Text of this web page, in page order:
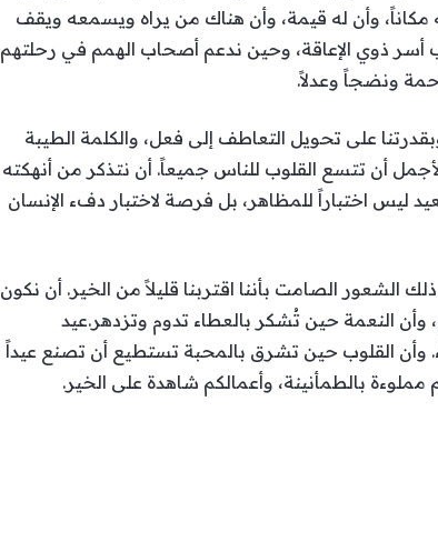
وأن له قيمة، وأن هناك من يراه ويسمعه ويقف
أسر ذوي الإعاقة، وحين ندعم أصحاب الهمم في رحلتهم
ونضجاً وعدلاً.
على تحويل التعاطف إلى فعل، والكلمة الطيبة
أن تتسع القلوب للناس جميعاً. أن نتذكر من أنهكته
ليس اختباراً للمظاهر، بل فرصة لاختبار دفء الإنسان
الشعور الصامت بأننا اقتربنا قليلاً من الخير. أن نكون
النعمة حين تُشكر بالعطاء تدوم وتزدهر.عيد
وأن القلوب حين تشرق بالمحبة تستطيع أن تصنع عيداً
مملوءة بالطمأنينة، وأعمالكم شاهدة على الخير.